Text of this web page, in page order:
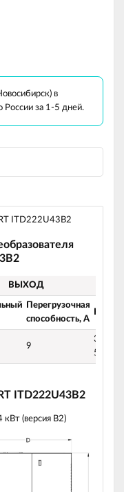
в
России за 1-5 дней.
ITD222U43B2
ВЫХОД
Перегрузочная
способность, А
9
304-
50/60
ITD222U43B2
(версия B2)